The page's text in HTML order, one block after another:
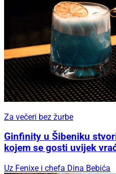
Za večeri bez žurbe
Ginfinity u Šibeniku
kojem se gosti uvijek
Uz Fenixe i chefa Dina Bebića